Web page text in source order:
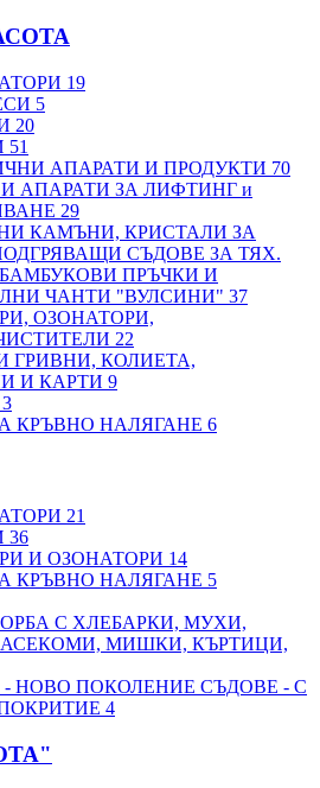
19
5
20
51
АПАРАТИ И ПРОДУКТИ 70
АПАРАТИ ЗА ЛИФТИНГ и
29
КАМЪНИ, КРИСТАЛИ ЗА
СЪДОВЕ ЗА ТЯХ.
ПРЪЧКИ И
ЧАНТИ "ВУЛСИНИ" 37
ОЗОНАТОРИ,
22
ГРИВНИ, КОЛИЕТА,
И КАРТИ 9
3
КРЪВНО НАЛЯГАНЕ 6
21
36
И ОЗОНАТОРИ 14
КРЪВНО НАЛЯГАНЕ 5
С ХЛЕБАРКИ, МУХИ,
МИШКИ, КЪРТИЦИ,
- НОВО ПОКОЛЕНИЕ СЪДОВЕ - С
4